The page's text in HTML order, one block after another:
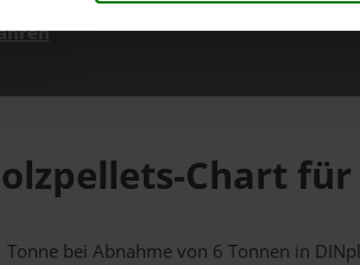
Chart
bei Abnahmevon 6 Tonnen in